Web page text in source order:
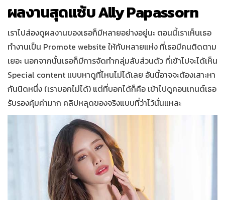
ผลงานสุดแซ้บ Ally Papassorn
เราไปส่องดูผลงานของเธอก็มีหลายอย่างอยู่นะ ตอนนี้เราเห็นเธอ
ทำงานเป็น Promote website ให้กับหลายแห่ง ที่เธอมีคนติดตาม
เยอะ นอกจากนั้นเธอก็มีการจัดทำกลุ่มลับส่วนตัว ที่เข้าไปจะได้เห็น
Special content แบบหาดูที่ไหนไม่ได้เลย อันนี้อาจจะต้องเสาะหา
กันนิดหนึ่ง (เราบอกไม่ได้) แต่ที่บอกได้ก็คือ เข้าไปดูคอนเทนต์เธอ
รับรองคุ้มค่ามาก คลิปหลุดของจริงแบบที่ว่าไว้นั่นแหละ